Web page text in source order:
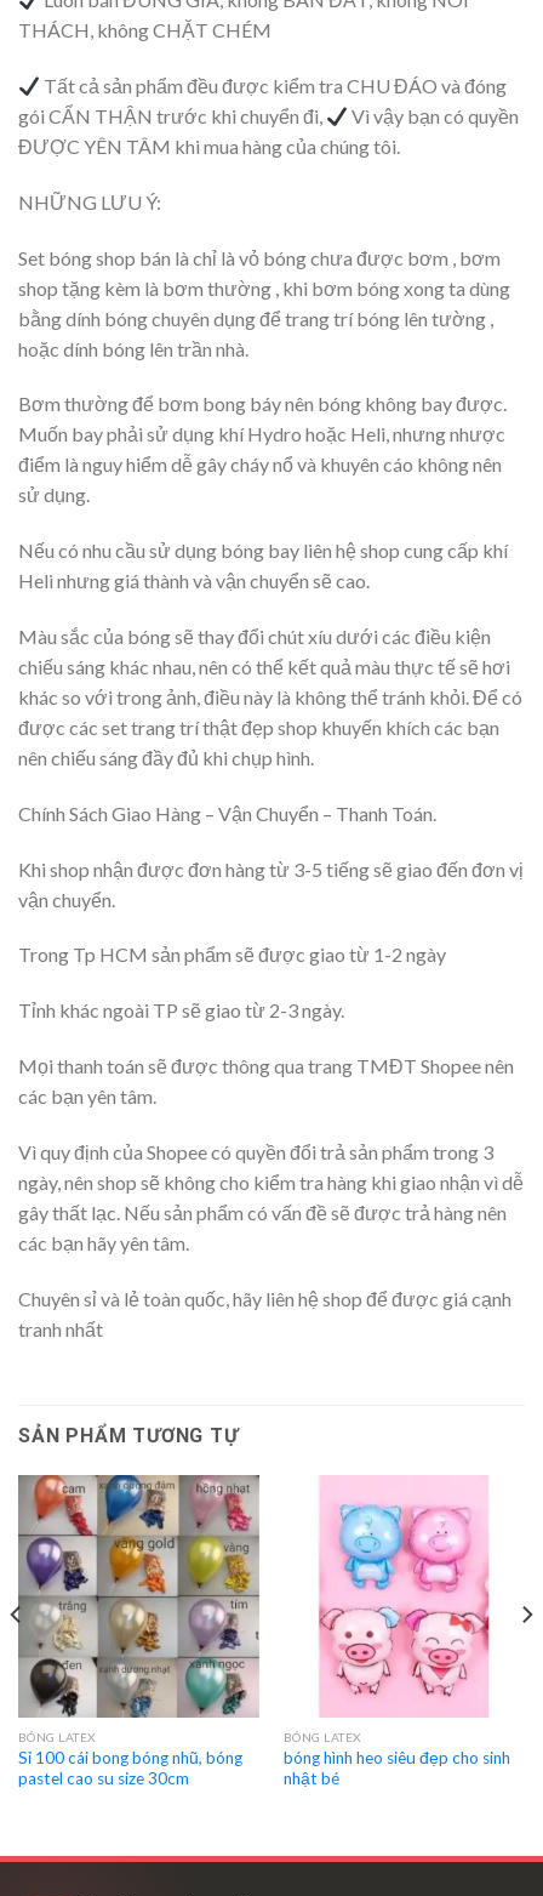
THÁCH, không CHẶT CHÉM
Tất cả sản phẩm đều được kiểm tra CHU ĐÁO và đóng
gói CẨN THẬN trước khi chuyển đi,
Vì vậy bạn có quyền
ĐƯỢC YÊN TÂM khi mua hàng của chúng tôi.
NHỮNG LƯU Ý:
Set bóng shop bán là chỉ là vỏ bóng chưa được bơm , bơm
shop tặng kèm là bơm thường , khi bơm bóng xong ta dùng
bằng dính bóng chuyên dụng để trang trí bóng lên tường ,
hoặc dính bóng lên trần nhà.
Bơm thường để bơm bong báy nên bóng không bay được.
Muốn bay phải sử dụng khí Hydro hoặc Heli, nhưng nhược
điểm là nguy hiểm dễ gây cháy nổ và khuyên cáo không nên
sử dụng.
Nếu có nhu cầu sử dụng bóng bay liên hệ shop cung cấp khí
Heli nhưng giá thành và vận chuyển sẽ cao.
Màu sắc của bóng sẽ thay đổi chút xíu dưới các điều kiện
chiếu sáng khác nhau, nên có thể kết quả màu thực tế sẽ hơi
khác so với trong ảnh, điều này là không thể tránh khỏi. Để có
được các set trang trí thật đẹp shop khuyến khích các bạn
nên chiếu sáng đầy đủ khi chụp hình.
Chính Sách Giao Hàng – Vận Chuyển – Thanh Toán.
Khi shop nhận được đơn hàng từ 3-5 tiếng sẽ giao đến đơn vị
vận chuyển.
Trong Tp HCM sản phẩm sẽ được giao từ 1-2 ngày
Tỉnh khác ngoài TP sẽ giao từ 2-3 ngày.
Mọi thanh toán sẽ được thông qua trang TMĐT Shopee nên
các bạn yên tâm.
Vì quy định của Shopee có quyền đổi trả sản phẩm trong 3
ngày, nên shop sẽ không cho kiểm tra hàng khi giao nhận vì dễ
gây thất lạc. Nếu sản phẩm có vấn đề sẽ được trả hàng nên
các bạn hãy yên tâm.
Chuyên sỉ và lẻ toàn quốc, hãy liên hệ shop để được giá cạnh
tranh nhất
SẢN PHẨM TƯƠNG TỰ
BÓNG LATEX
Sỉ 100 cái bong bóng nhũ, bóng
pastel cao su size 30cm
BÓNG LATEX
bóng hình heo siêu đẹp cho sinh
nhật bé